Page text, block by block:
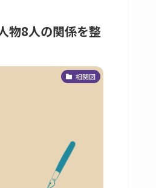
物8人の関係を整
相関図